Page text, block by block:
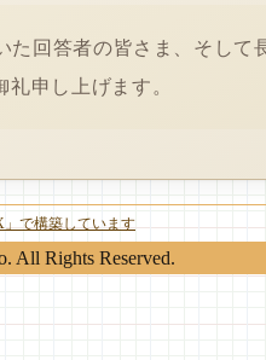
回答者の皆さま、そして
申し上げます。
で構築しています
All Rights Reserved.